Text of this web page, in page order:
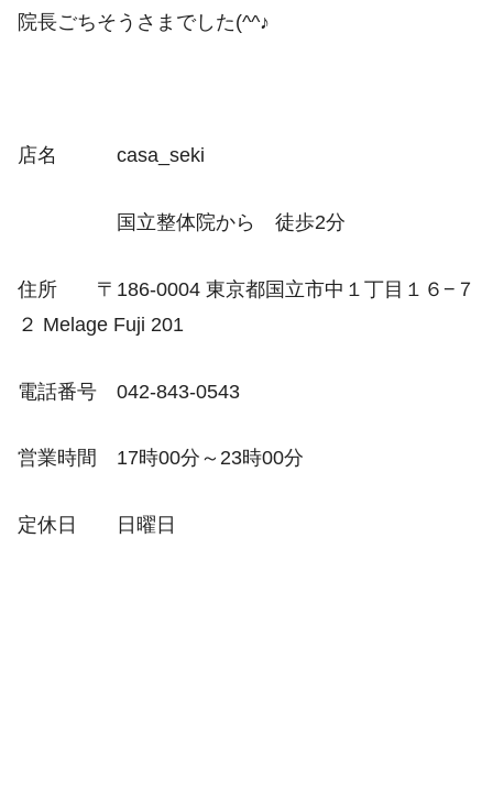
院長ごちそうさまでした(^^♪
店名 casa_seki
国立整体院から 徒歩2分
住所 〒186-0004 東京都国立市中１丁目１６−７
２ Melage Fuji 201
電話番号 042-843-0543
営業時間 17時00分～23時00分
定休日 日曜日